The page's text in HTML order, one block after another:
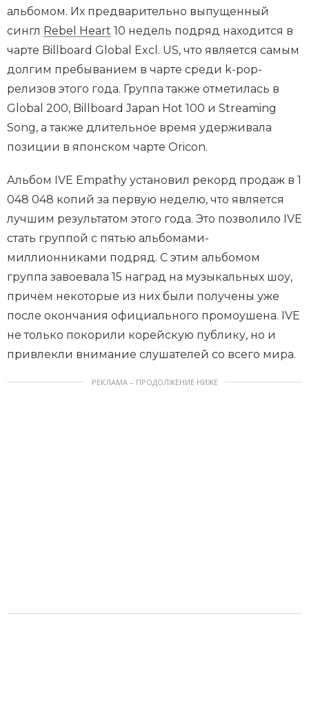
альбомом. Их предварительно выпущенный
сингл Rebel Heart 10 недель подряд находится в
чарте Billboard Global Excl. US, что является самым
долгим пребыванием в чарте среди k-pop-
релизов этого года. Группа также отметилась в
Global 200, Billboard Japan Hot 100 и Streaming
Song, а также длительное время удерживала
позиции в японском чарте Oricon.
Альбом IVE Empathy установил рекорд продаж в 1
048 048 копий за первую неделю, что является
лучшим результатом этого года. Это позволило IVE
стать группой с пятью альбомами-
миллионниками подряд. С этим альбомом
группа завоевала 15 наград на музыкальных шоу,
причём некоторые из них были получены уже
после окончания официального промоушена. IVE
не только покорили корейскую публику, но и
привлекли внимание слушателей со всего мира.
РЕКЛАМА – ПРОДОЛЖЕНИЕ НИЖЕ